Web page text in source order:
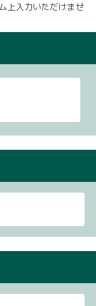
上入力いただけませ